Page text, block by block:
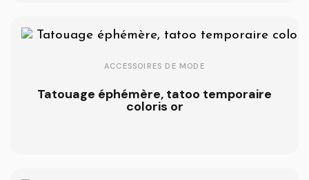
ACCESSOIRES DE MODE
Tatouage éphémère, tatoo temporaire
coloris or